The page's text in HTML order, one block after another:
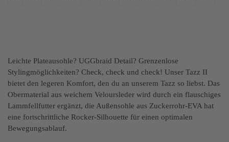
Leichte Plateausohle? UGGbraid Detail? Grenzenlose
Stylingmöglichkeiten? Check, check und check! Unser Tazz II
bietet den legeren Komfort, den du an unserem Tazz so liebst. Das
Obermaterial aus weichem Veloursleder wird durch ein flauschiges
Lammfellfutter ergänzt, die Außensohle aus Zuckerrohr-EVA hat
eine fortschrittliche Rocker-Silhouette für einen optimalen
Bewegungsablauf.